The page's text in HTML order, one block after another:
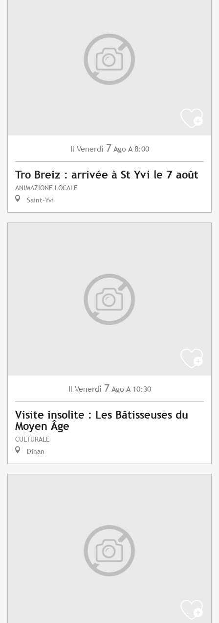
Il Venerdì 7 Ago A 8:00
Tro Breiz : arrivée à St Yvi le 7 août
ANIMAZIONE LOCALE
Saint-Yvi
Il Venerdì 7 Ago A 10:30
Visite insolite : Les Bâtisseuses du
Moyen Âge
CULTURALE
Dinan